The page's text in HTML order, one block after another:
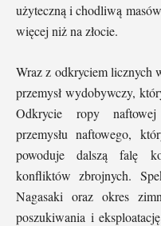
użyteczną i chodliwą
więcej niż na złocie.
Wraz z odkryciem licznych
przemysł wydobywczy,
Odkrycie ropy
przemysłu naftowego,
powoduje dalszą falę
konfliktów zbrojnych.
Nagasaki oraz okres
poszukiwania i